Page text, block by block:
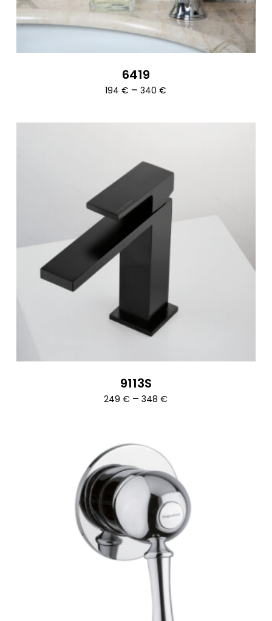
6419
194€ – 340€
9113S
249€ – 348€